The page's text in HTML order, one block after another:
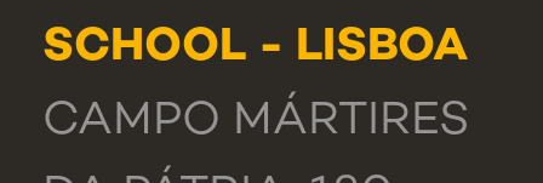
SCHOOL - LISBOA
CAMPO MÁRTIRES